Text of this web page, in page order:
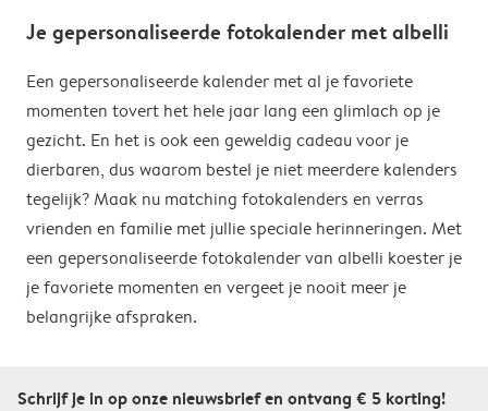
Je gepersonaliseerde fotokalender met albelli
Een gepersonaliseerde kalender met al je favoriete
momenten tovert het hele jaar lang een glimlach op je
gezicht. En het is ook een geweldig cadeau voor je
dierbaren, dus waarom bestel je niet meerdere kalenders
tegelijk? Maak nu matching fotokalenders en verras
vrienden en familie met jullie speciale herinneringen. Met
een gepersonaliseerde fotokalender van albelli koester je
je favoriete momenten en vergeet je nooit meer je
belangrijke afspraken.
Schrijf je in op onze nieuwsbrief en ontvang € 5 korting!